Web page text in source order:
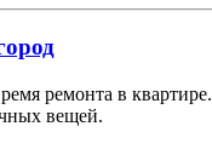
ремонта в квартире.
вещей.